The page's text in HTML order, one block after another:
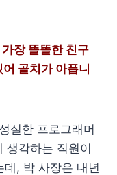
장 똘똘한 친구
골치가 아픕니
실한 프로그래머
생각하는 직원이
, 박 사장은 내년